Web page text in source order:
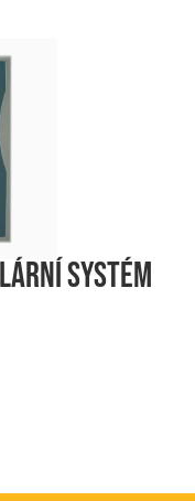
systém